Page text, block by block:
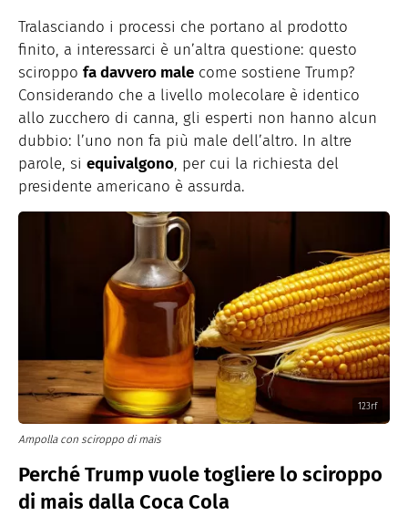
Tralasciando i processi che portano al prodotto
finito, a interessarci è un’altra questione: questo
sciroppo fa davvero male come sostiene Trump?
Considerando che a livello molecolare è identico
allo zucchero di canna, gli esperti non hanno alcun
dubbio: l’uno non fa più male dell’altro. In altre
parole, si equivalgono, per cui la richiesta del
presidente americano è assurda.
123rf
Ampolla con sciroppo di mais
Perché Trump vuole togliere lo sciroppo
di mais dalla Coca Cola